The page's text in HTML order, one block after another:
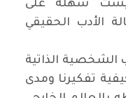
سهلة على
الأدب الحقيقي
الذاتية
تفكيرنا ومدى